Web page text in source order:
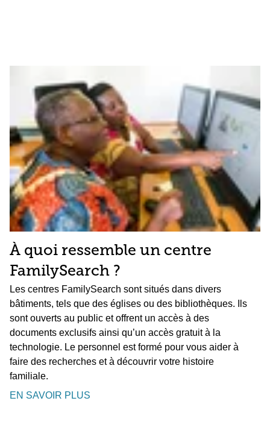
À quoi ressemble un centre
FamilySearch ?
Les centres FamilySearch sont situés dans divers
bâtiments, tels que des églises ou des bibliothèques. Ils
sont ouverts au public et offrent un accès à des
documents exclusifs ainsi qu’un accès gratuit à la
technologie. Le personnel est formé pour vous aider à
faire des recherches et à découvrir votre histoire
familiale.
EN SAVOIR PLUS